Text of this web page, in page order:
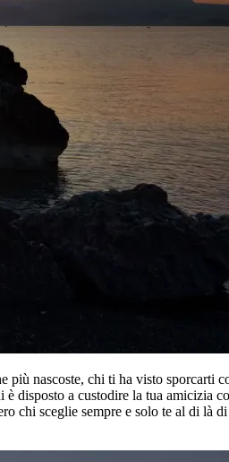
più nascoste, chi ti ha visto
disposto a custodire la tua
chi sceglie sempre e solo te al di là